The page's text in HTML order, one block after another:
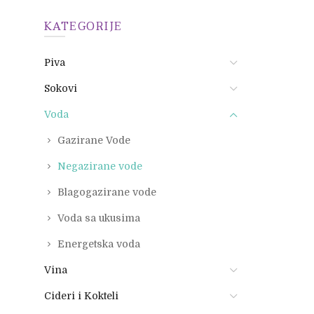
KATEGORIJE
Piva
Sokovi
Voda
Gazirane Vode
Negazirane vode
Blagogazirane vode
Voda sa ukusima
Energetska voda
Vina
Cideri i Kokteli